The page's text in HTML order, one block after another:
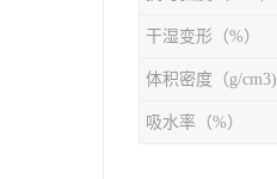
干湿变形（%）
体积密度（g/cm3)
吸水率（%）